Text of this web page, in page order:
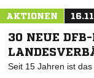
AKTIONEN
30 NEUE
Seit 15 Jahren ist